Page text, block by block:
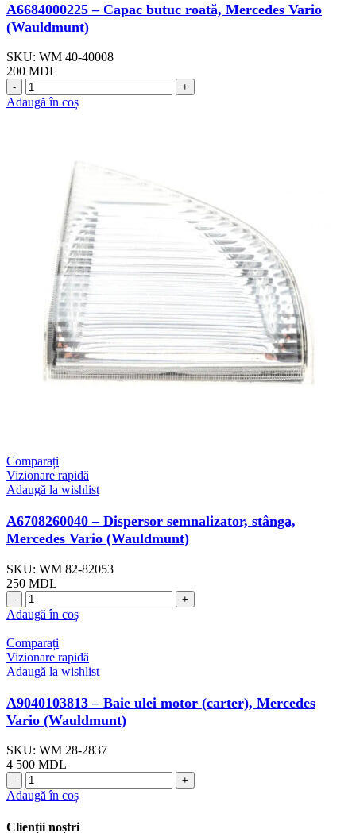
A6684000225 – Capac butuc roată, Mercedes Vario
(Wauldmunt)
SKU: WM 40-40008
200 MDL
Adaugă în coș
Comparați
Vizionare rapidă
Adaugă la wishlist
A6708260040 – Dispersor semnalizator, stânga,
Mercedes Vario (Wauldmunt)
SKU: WM 82-82053
250 MDL
Adaugă în coș
Comparați
Vizionare rapidă
Adaugă la wishlist
A9040103813 – Baie ulei motor (carter), Mercedes
Vario (Wauldmunt)
SKU: WM 28-2837
4 500 MDL
Adaugă în coș
Clienții noștri